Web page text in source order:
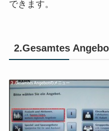
できます。
2.Gesamtes